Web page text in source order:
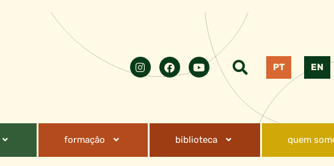
PT EN
formação biblioteca quem